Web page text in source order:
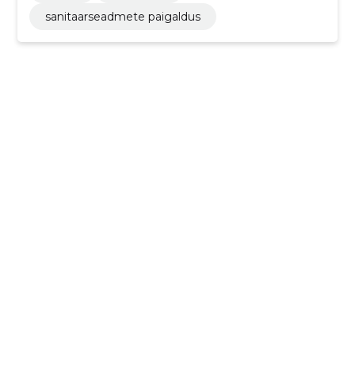
sanitaarseadmete paigaldus